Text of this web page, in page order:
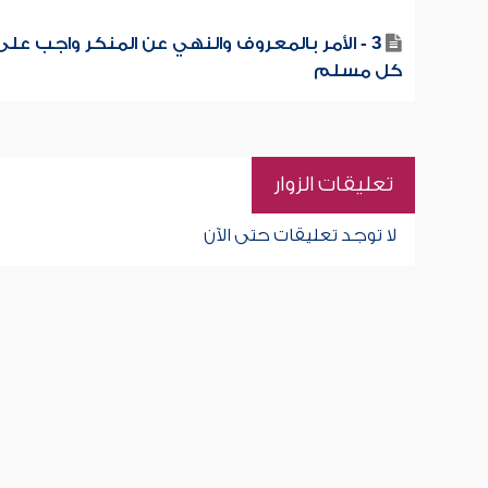
3 - الأمر بالمعروف والنهي عن المنكر واجب
كل مسلم
تعليقات الزوار
لا توجد تعليقات حتى الآن